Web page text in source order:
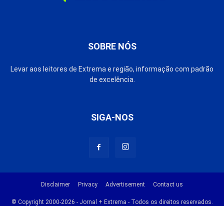
SOBRE NÓS
Levar aos leitores de Extrema e região, informação com padrão
de excelência.
SIGA-NOS
Disclaimer Privacy Advertisement Contact us
© Copyright 2000-2026 - Jornal + Extrema - Todos os direitos reservados.